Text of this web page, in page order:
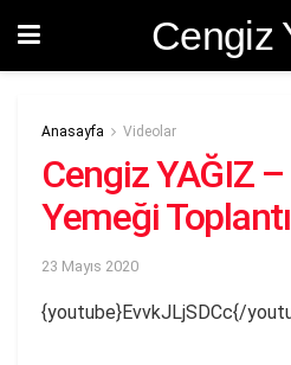
Cengiz
Anasayfa Videolar
Cengiz YAĞIZ
Yemeği
23 Mayıs 2020
{youtube}EvvkJLjSDCc{/